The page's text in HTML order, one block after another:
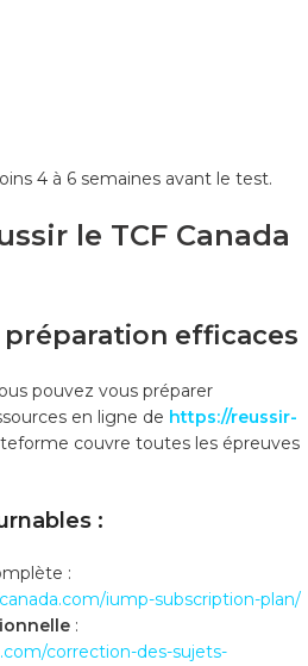
4 à 6 semaines avant le test.
le TCF Canada
préparation efficaces
pouvez vous préparer
en ligne de https://reussir-
couvre toutes les épreuves
:
:
iump-subscription-plan/
:
correction-des-sujets-